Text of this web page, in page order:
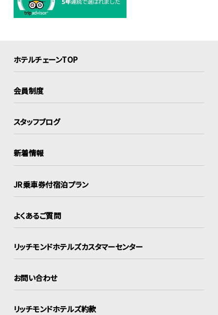
ホテルチェーンTOP
会員制度
スタッフブログ
新着情報
JR乗車券付宿泊プラン
よくあるご質問
リッチモンドホテルズカスタマーセンター
お問い合わせ
リッチモンドホテルズ約款